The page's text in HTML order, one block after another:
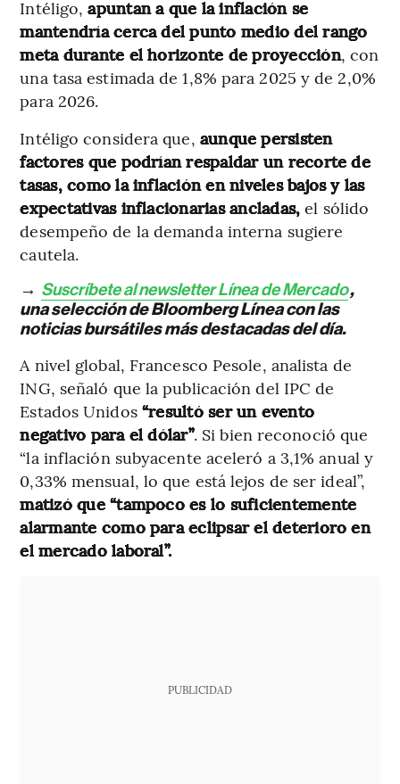
Intéligo,apuntan a que la inflación se
mantendría cerca del punto medio del rango
meta durante el horizonte de proyección, con
una tasa estimada de 1,8% para 2025 y de 2,0%
para 2026.
Intéligo considera que, aunque persisten
factores que podrían respaldar un recorte de
tasas, como la inflación en niveles bajos y las
expectativas inflacionarias ancladas, el sólido
desempeño de la demanda interna sugiere
cautela.
→ Suscríbete al newsletter Línea de Mercado,
una selección de Bloomberg Línea con las
noticias bursátiles más destacadas del día.
A nivel global, Francesco Pesole, analista de
ING, señaló que la publicación del IPC de
Estados Unidos “resultó ser un evento
negativo para el dólar”. Si bien reconoció que
“la inflación subyacente aceleró a 3,1% anual y
0,33% mensual, lo que está lejos de ser ideal”,
matizó que “tampoco es lo suficientemente
alarmante como para eclipsar el deterioro en
el mercado laboral”.
PUBLICIDAD